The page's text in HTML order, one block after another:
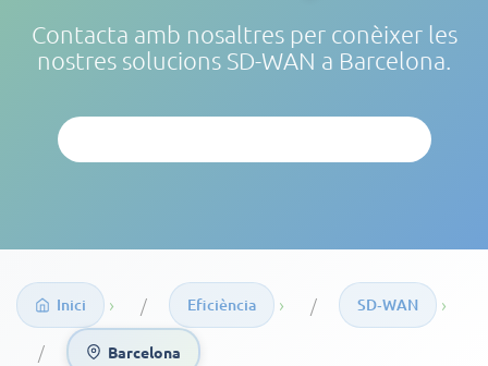
Contacta amb nosaltres per conèixer les
nostres solucions SD-WAN a Barcelona.
Inici › Eficiència › SD‑WAN ›
Barcelona